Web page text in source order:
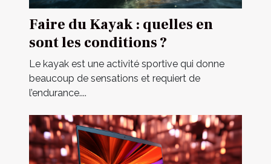
Faire du Kayak : quelles en
sont les conditions ?
Le kayak est une activité sportive qui donne
beaucoup de sensations et requiert de
l’endurance....